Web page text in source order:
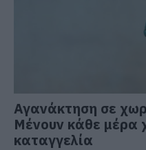
Αγανάκτηση σε
Μένουν κάθε μέρα
καταγγελία